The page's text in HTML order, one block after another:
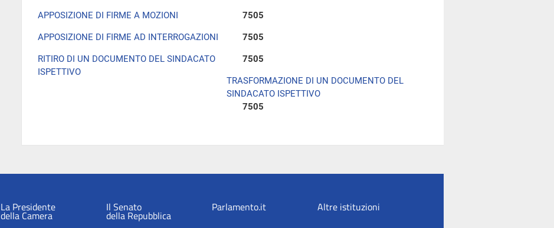
APPOSIZIONE DI FIRME A MOZIONI 7505
APPOSIZIONE DI FIRME AD INTERROGAZIONI 7505
RITIRO DI UN DOCUMENTO DEL SINDACATO
ISPETTIVO
7505
TRASFORMAZIONE DI UN DOCUMENTO DEL
SINDACATO ISPETTIVO
7505
La Presidente
della Camera
Il Senato
della Repubblica
Parlamento.it Altre istituzioni